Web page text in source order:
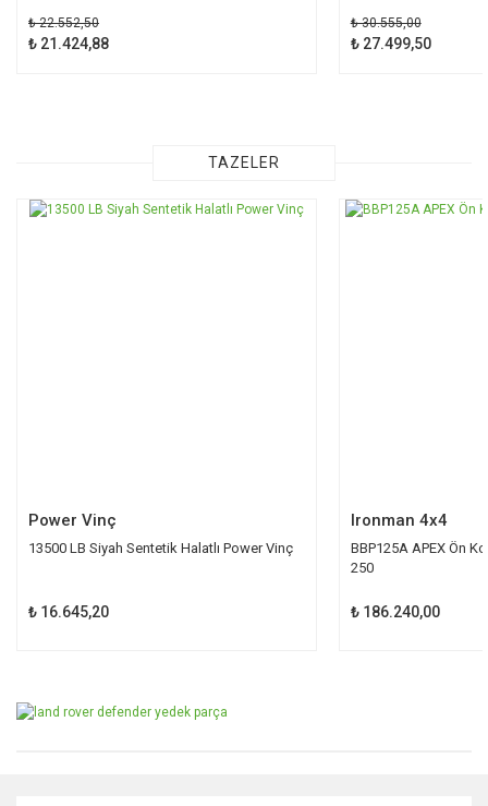
₺ 22.552,50
₺ 21.424,88
₺ 30.555,00
₺ 27.499,50
TAZELER
Power Vinç
13500 LB Siyah Sentetik Halatlı Power Vinç
₺ 16.645,20
Ironman 4x4
BBP125A APEX Ön
250
₺ 186.240,00